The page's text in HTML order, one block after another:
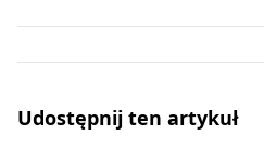
Udostępnij ten artykuł